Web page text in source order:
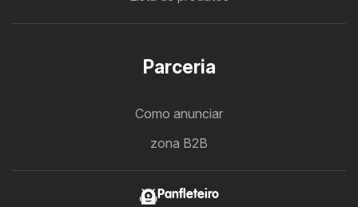
Parceria
Como anunciar
zona B2B
Panfleteiro